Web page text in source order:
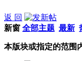
返 回
新窗 全部主题 最新
本版块或指定的范围